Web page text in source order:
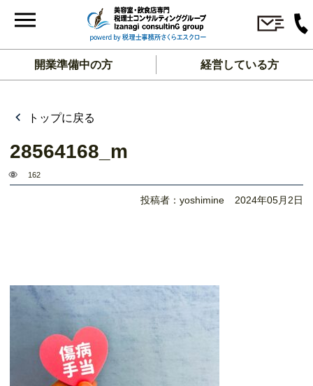
開業準備中の方 経営している方
トップに戻る
28564168_m
162
投稿者：yoshimine 2024年05月2日